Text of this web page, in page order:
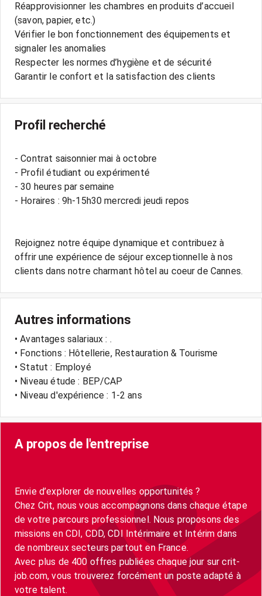
Réapprovisionner les chambres en produits d’accueil
(savon, papier, etc.)
Vérifier le bon fonctionnement des équipements et
signaler les anomalies
Respecter les normes d’hygiène et de sécurité
Garantir le confort et la satisfaction des clients
Profil recherché
- Contrat saisonnier mai à octobre
- Profil étudiant ou expérimenté
- 30 heures par semaine
- Horaires : 9h-15h30 mercredi jeudi repos
Rejoignez notre équipe dynamique et contribuez à
offrir une expérience de séjour exceptionnelle à nos
Autres informations
• Avantages salariaux : .
• Fonctions : Hôtellerie, Restauration & Tourisme
• Statut : Employé
• Niveau étude : BEP/CAP
• Niveau d'expérience : 1-2 ans
A propos de l'entreprise
Envie d’explorer de nouvelles opportunités ?
Chez Crit, nous vous accompagnons dans chaque étape
de votre parcours professionnel. Nous proposons des
missions en CDI, CDD, CDI Intérimaire et Intérim dans
de nombreux secteurs partout en France.
Avec plus de 400 offres publiées chaque jour sur crit-
job.com, vous trouverez forcément un poste adapté à
votre talent.